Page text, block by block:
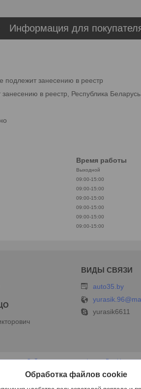
Информация для
подлежит занесению в реестр
в реестр, Республика Беларусь
Время работы
Выходной
09:00-15:00
09:00-15:00
09:00-15:00
09:00-15:00
09:00-15:00
09:00-15:00
auto35.by
yurasik6611
Сайт создан на платформе Deal.by
Политика обработки файлов cookies
Обработка файлов cookie
ИП Дершлекас В.В | Пожаловаться на контент